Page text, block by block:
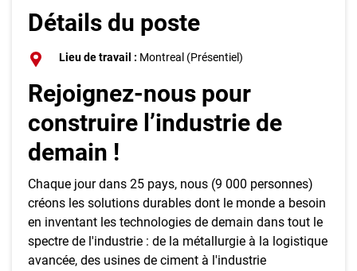
Détails du poste
Lieu de travail : Montreal (Présentiel)
Rejoignez-nous pour
construire l’industrie de
demain !
Chaque jour dans 25 pays, nous (9 000 personnes)
créons les solutions durables dont le monde a besoin
en inventant les technologies de demain dans tout le
spectre de l'industrie : de la métallurgie à la logistique
avancée, des usines de ciment à l'industrie